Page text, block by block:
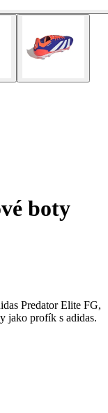
boty
Predator Elite FG,
jako profík s adidas.